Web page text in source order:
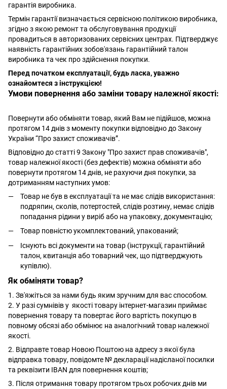
гарантія виробника.
Термін гарантії визначається сервісною політикою виробника,
згідно з якою ремонт та обслуговування продукції
провадиться в авторизованих сервісних центрах. Підтверджує
наявність гарантійних зобов'язань гарантійний талон
виробника та чек про здійснення покупки.
Перед початком експлуатації, будь ласка, уважно
ознайомтеся з інструкцією!
Умови повернення або заміни товару належної якості:
Повернути або обміняти товар, який Вам не підійшов, можна
протягом 14 днів з моменту покупки відповідно до Закону
України “Про захист споживачів”.
Відповідно до статті 9 Закону "Про захист прав споживачів",
товар належної якості (без дефектів) можна обміняти або
повернути протягом 14 днів, не рахуючи дня покупки, за
дотриманням наступних умов:
Товар не був в експлуатації та не має слідів використання:
подряпин, сколів, потертостей, слідів розтину, немає слідів
попадання рідини у виріб або на упаковку, документацію;
Товар повністю укомплектований, упакований;
Існують всі документи на товар (інструкції, гарантійний
талон, квитанція або товарний чек, що підтверджують
купівлю).
Як обміняти товар?
1. Зв'яжіться за нами будь яким зручним для вас способом.
2. У разі сумнівів у якості товару інтернет-магазин приймає
повернення товару та повертає його вартість покупцю в
повному обсязі або обмінює на аналогічний товар належної
якості.
2. Відправте товар Новою Поштою на адресу з якої була
відправка товару, повідомте № декларації надісланої посилки
та реквізити IBAN для повернення коштів;
3. Після отримання товару протягом трьох робочих днів ми